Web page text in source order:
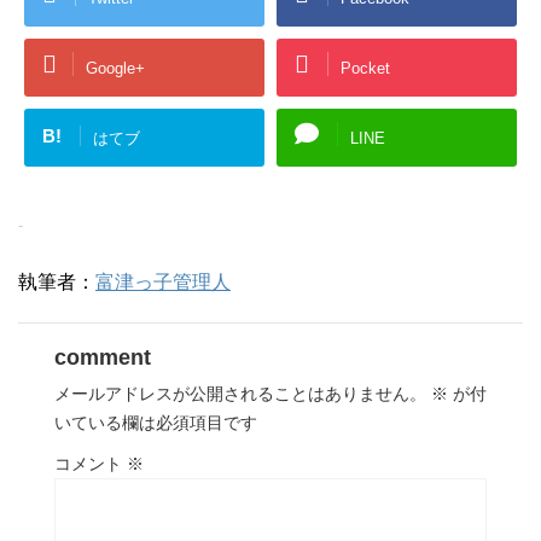
Google+ Pocket
B! はてブ LINE
-
執筆者： 富津っ子管理人
comment
メールアドレスが公開されることはありません。 ※ が付
いている欄は必須項目です
コメント ※